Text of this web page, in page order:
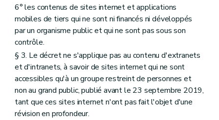
6° les contenus de sites internet et applications
mobiles de tiers qui ne sont ni financés ni développés
par un organisme public et qui ne sont pas sous son
contrôle.
§ 3. Le décret ne s'applique pas au contenu d'extranets
et d'intranets, à savoir de sites internet qui ne sont
accessibles qu'à un groupe restreint de personnes et
non au grand public, publié avant le 23 septembre 2019,
tant que ces sites internet n'ont pas fait l'objet d'une
révision en profondeur.